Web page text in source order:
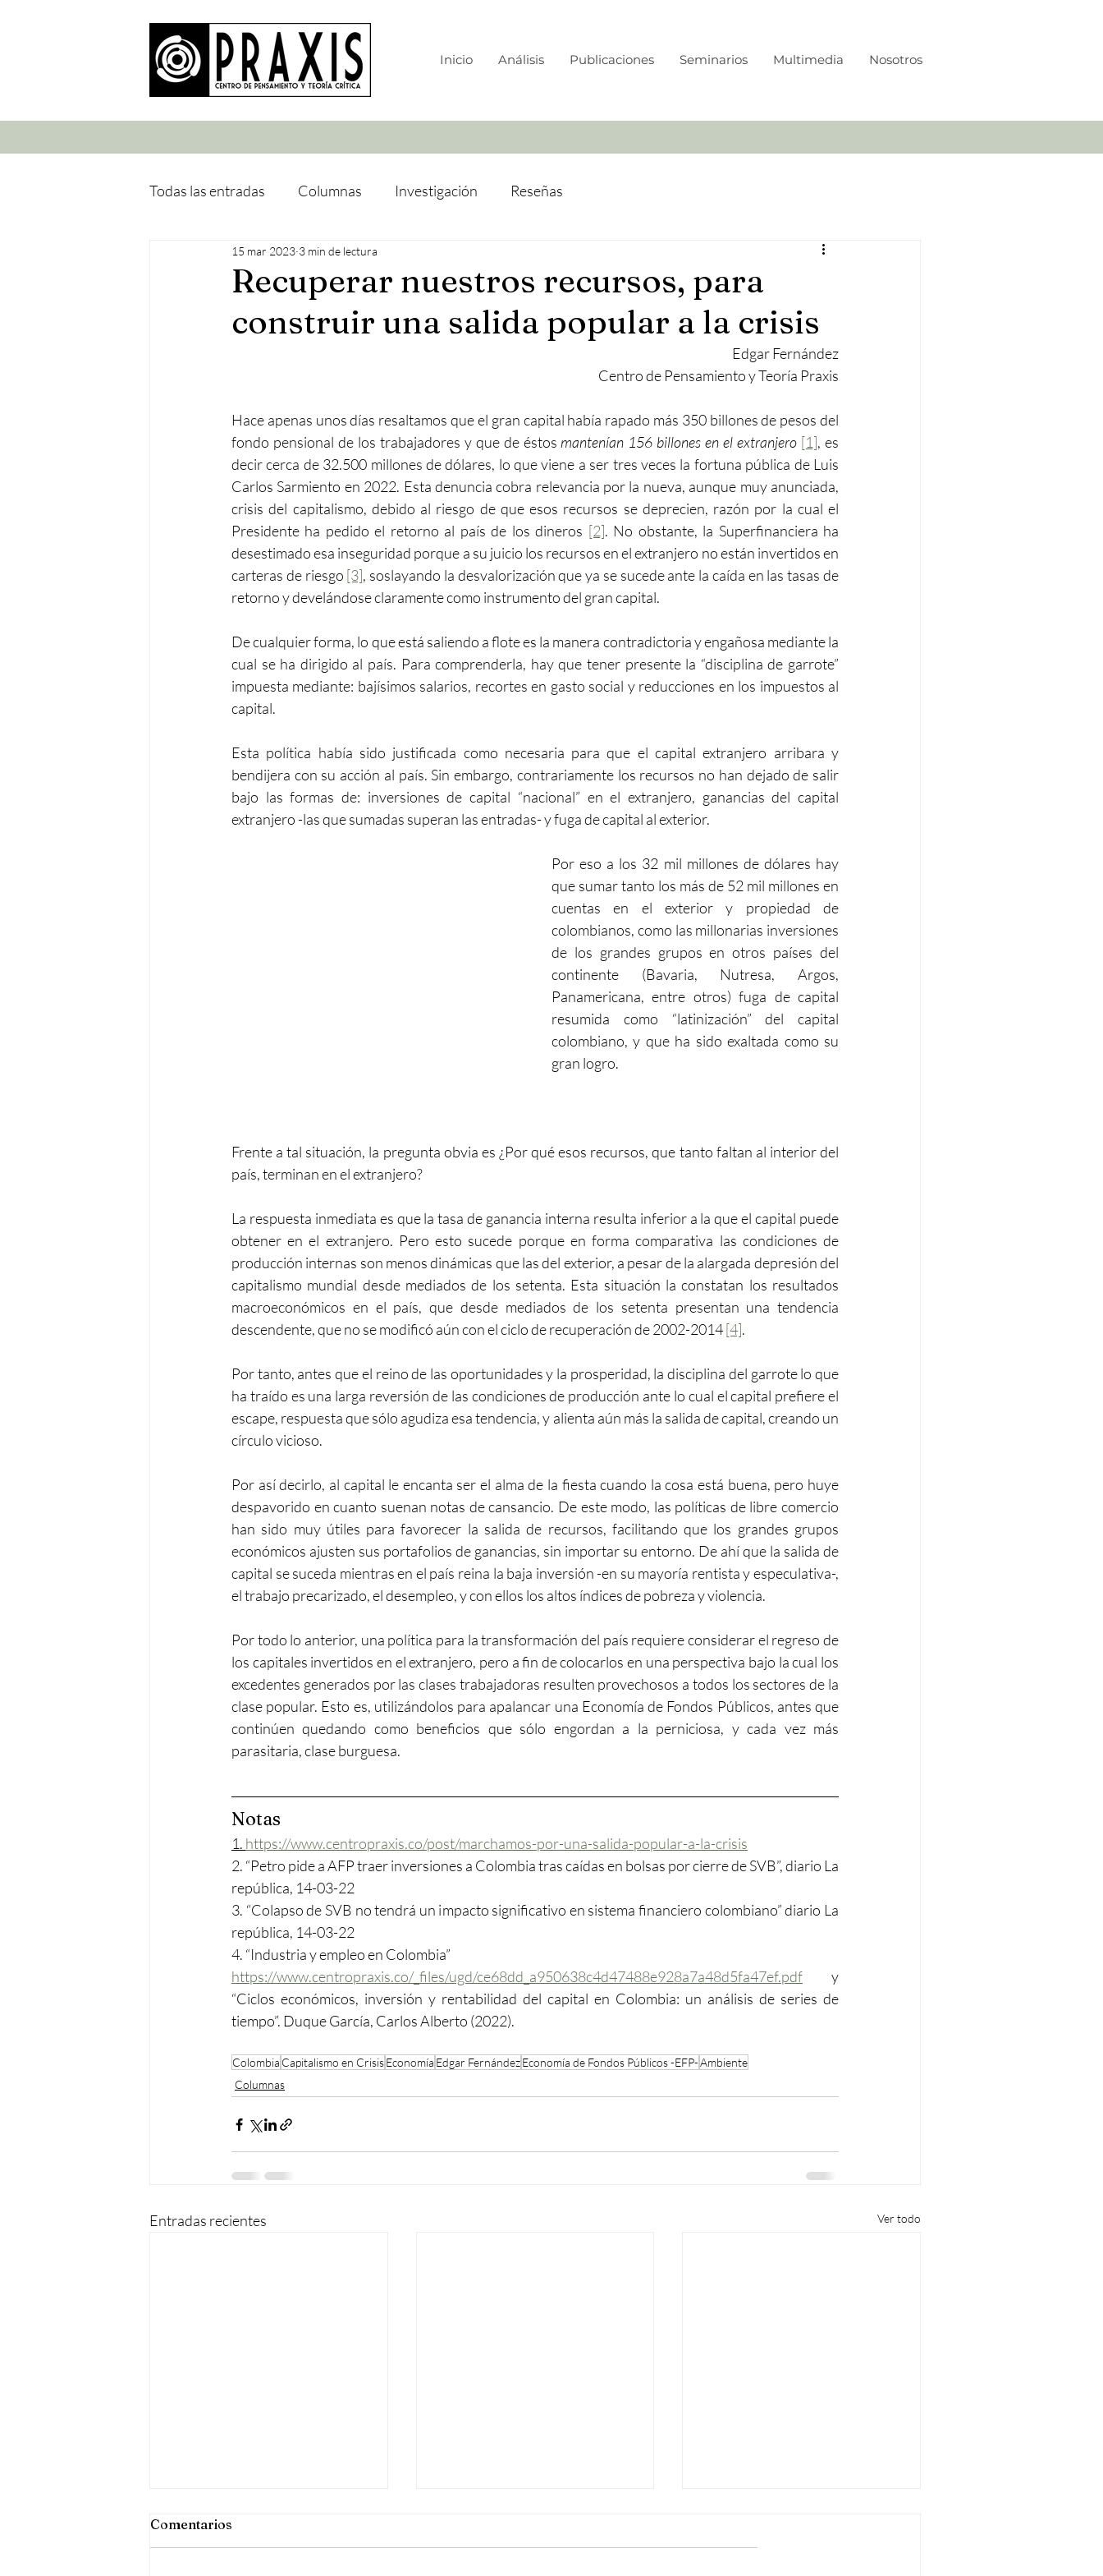
Inicio Análisis Publicaciones Seminarios Multimedia Nosotros
Todas las entradas Columnas Investigación Reseñas
Recuperar nuestros recursos, para
construir una salida popular a la crisis
15 mar 2023 3 min de lectura
Edgar Fernández
Centro de Pensamiento y Teoría Praxis
Hace apenas unos días resaltamos que el gran capital había rapado más 350 billones de pesos del
fondo pensional de los trabajadores y que de éstos mantenían 156 billones en el extranjero [1], es
decir cerca de 32.500 millones de dólares, lo que viene a ser tres veces la fortuna pública de Luis
Carlos Sarmiento en 2022. Esta denuncia cobra relevancia por la nueva, aunque muy anunciada,
crisis del capitalismo, debido al riesgo de que esos recursos se deprecien, razón por la cual el
Presidente ha pedido el retorno al país de los dineros [2]. No obstante, la Superfinanciera ha
desestimado esa inseguridad porque a su juicio los recursos en el extranjero no están invertidos en
carteras de riesgo [3], soslayando la desvalorización que ya se sucede ante la caída en las tasas de
retorno y develándose claramente como instrumento del gran capital.
De cualquier forma, lo que está saliendo a flote es la manera contradictoria y engañosa mediante la
cual se ha dirigido al país. Para comprenderla, hay que tener presente la “disciplina de garrote”
impuesta mediante: bajísimos salarios, recortes en gasto social y reducciones en los impuestos al
capital.
Esta política había sido justificada como necesaria para que el capital extranjero arribara y
bendijera con su acción al país. Sin embargo, contrariamente los recursos no han dejado de salir
bajo las formas de: inversiones de capital “nacional” en el extranjero, ganancias del capital
extranjero -las que sumadas superan las entradas- y fuga de capital al exterior.
Por eso a los 32 mil millones de dólares hay
que sumar tanto los más de 52 mil millones en
cuentas en el exterior y propiedad de
colombianos, como las millonarias inversiones
de los grandes grupos en otros países del
continente (Bavaria, Nutresa, Argos,
Panamericana, entre otros) fuga de capital
resumida como “latinización” del capital
colombiano, y que ha sido exaltada como su
gran logro.
Frente a tal situación, la pregunta obvia es ¿Por qué esos recursos, que tanto faltan al interior del
país, terminan en el extranjero?
La respuesta inmediata es que la tasa de ganancia interna resulta inferior a la que el capital puede
obtener en el extranjero. Pero esto sucede porque en forma comparativa las condiciones de
producción internas son menos dinámicas que las del exterior, a pesar de la alargada depresión del
capitalismo mundial desde mediados de los setenta. Esta situación la constatan los resultados
macroeconómicos en el país, que desde mediados de los setenta presentan una tendencia
descendente, que no se modificó aún con el ciclo de recuperación de 2002-2014 [4].
Por tanto, antes que el reino de las oportunidades y la prosperidad, la disciplina del garrote lo que
ha traído es una larga reversión de las condiciones de producción ante lo cual el capital prefiere el
escape, respuesta que sólo agudiza esa tendencia, y alienta aún más la salida de capital, creando un
círculo vicioso.
Por así decirlo, al capital le encanta ser el alma de la fiesta cuando la cosa está buena, pero huye
despavorido en cuanto suenan notas de cansancio. De este modo, las políticas de libre comercio
han sido muy útiles para favorecer la salida de recursos, facilitando que los grandes grupos
económicos ajusten sus portafolios de ganancias, sin importar su entorno. De ahí que la salida de
capital se suceda mientras en el país reina la baja inversión -en su mayoría rentista y especulativa-,
el trabajo precarizado, el desempleo, y con ellos los altos índices de pobreza y violencia.
Por todo lo anterior, una política para la transformación del país requiere considerar el regreso de
los capitales invertidos en el extranjero, pero a fin de colocarlos en una perspectiva bajo la cual los
excedentes generados por las clases trabajadoras resulten provechosos a todos los sectores de la
clase popular. Esto es, utilizándolos para apalancar una Economía de Fondos Públicos, antes que
continúen quedando como beneficios que sólo engordan a la perniciosa, y cada vez más
parasitaria, clase burguesa.
Notas
1. https://www.centropraxis.co/post/marchamos-por-una-salida-popular-a-la-crisis
2. “Petro pide a AFP traer inversiones a Colombia tras caídas en bolsas por cierre de SVB”, diario La
república, 14-03-22
3. “Colapso de SVB no tendrá un impacto significativo en sistema financiero colombiano” diario La
república, 14-03-22
4. “Industria y empleo en Colombia”
https://www.centropraxis.co/_files/ugd/ce68dd_a950638c4d47488e928a7a48d5fa47ef.pdf
  y
“Ciclos económicos, inversión y rentabilidad del capital en Colombia: un análisis de series de
tiempo”. Duque García, Carlos Alberto (2022).
Colombia Capitalismo en CrisisEconomía Edgar FernándezEconomía de Fondos Públicos -EFP-Ambiente
Columnas
Entradas recientes Ver todo
Comentarios